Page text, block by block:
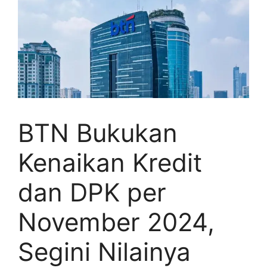
BTN Bukukan
Kenaikan Kredit
dan DPK per
November 2024,
Segini Nilainya